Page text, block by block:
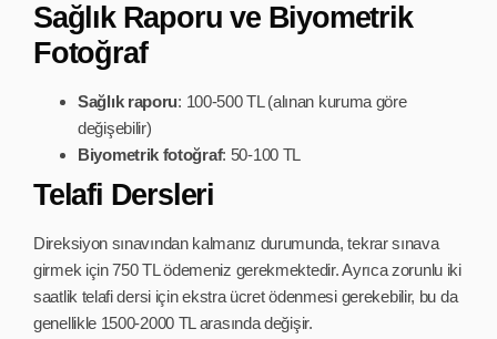
Sağlık Raporu ve Biyometrik
Fotoğraf
Sağlık raporu: 100-500 TL (alınan kuruma göre
değişebilir)
Biyometrik fotoğraf: 50-100 TL
Telafi Dersleri
Direksiyon sınavından kalmanız durumunda, tekrar sınava
girmek için 750 TL ödemeniz gerekmektedir. Ayrıca zorunlu iki
saatlik telafi dersi için ekstra ücret ödenmesi gerekebilir, bu da
genellikle 1500-2000 TL arasında değişir.